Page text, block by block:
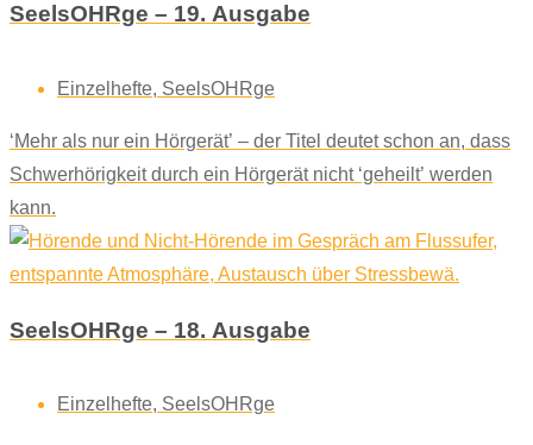
SeelsOHRge – 19. Ausgabe
Einzelhefte, SeelsOHRge
‘Mehr als nur ein Hörgerät’ – der Titel deutet schon an, dass
Schwerhörigkeit durch ein Hörgerät nicht ‘geheilt’ werden
kann.
SeelsOHRge – 18. Ausgabe
Einzelhefte, SeelsOHRge